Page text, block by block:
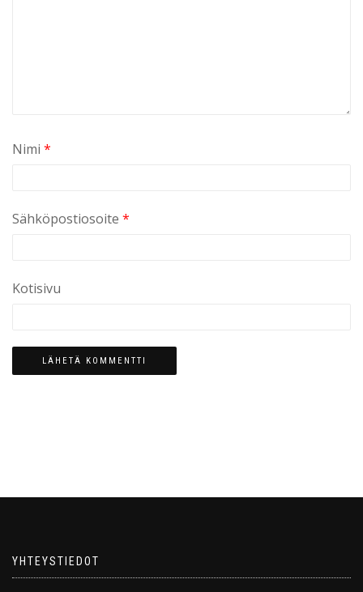
Nimi *
Sähköpostiosoite *
Kotisivu
YHTEYSTIEDOT